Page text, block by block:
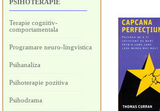
PSIHOTERAPIE
Terapie cognitiv-
comportamentala
Programare neuro-lingvistica
Psihanaliza
Psihoterapie pozitiva
Psihodrama